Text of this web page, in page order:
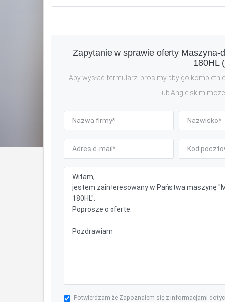
Zapytanie w sprawie oferty
180HL
Aby wysłać formularz, prosimy aby go
lub Angielskim
Potwierdzam że Zapoznałem się z informacjami